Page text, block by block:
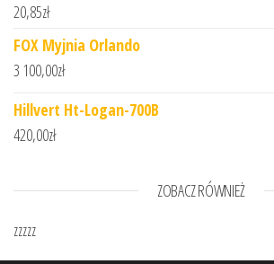
20,85zł
FOX Myjnia Orlando
3 100,00zł
Hillvert Ht-Logan-700B
420,00zł
ZOBACZ RÓWNIEŻ
zzzzz